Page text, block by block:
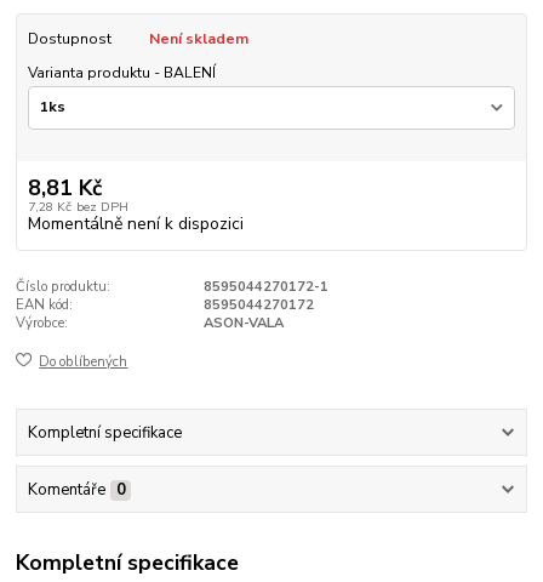
Dostupnost
Není skladem
Varianta produktu - BALENÍ
8,81 Kč
7,28 Kč bez DPH
Momentálně není k dispozici
Číslo produktu:
8595044270172-1
EAN kód:
8595044270172
Výrobce:
ASON-VALA
Do oblíbených
Kompletní specifikace
Komentáře 0
Kompletní specifikace